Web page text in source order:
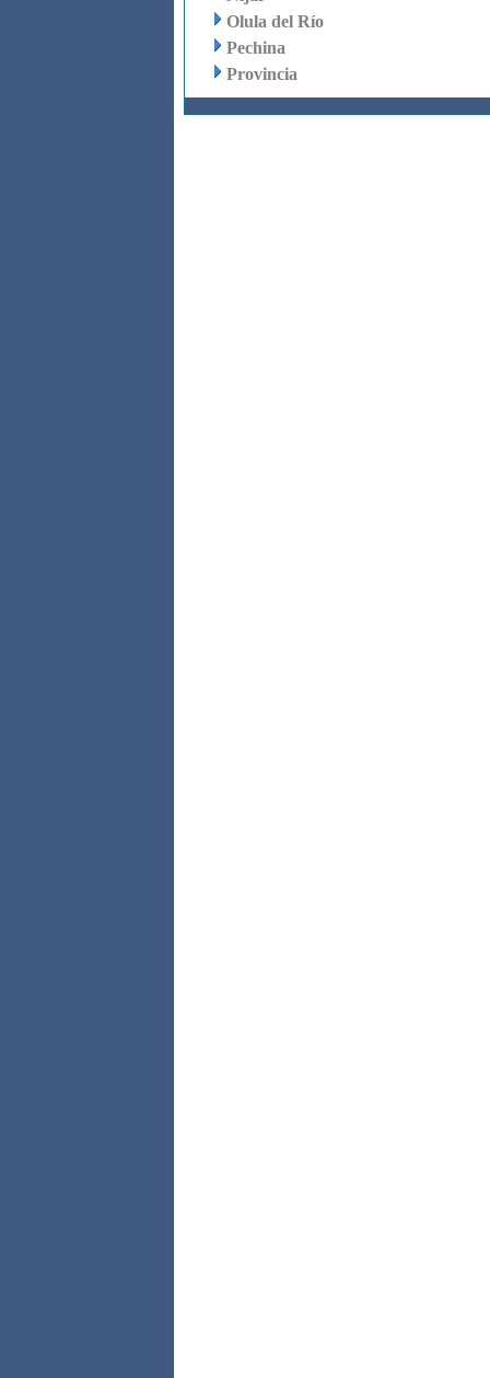
Olula del Río
Pechina
Provincia